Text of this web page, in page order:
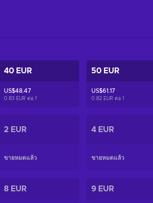
40 EUR
US$48.47
0.83 EUR ต่อ1
50 EUR
US$61.17
0.82 EUR ต่อ1
2 EUR
ขายหมดแล้ว
4 EUR
ขายหมดแล้ว
8 EUR 9 EUR